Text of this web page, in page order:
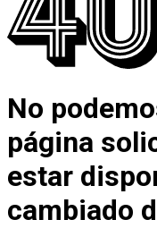
No
página
estar
cambiado